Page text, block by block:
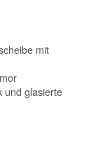
mit
und glasierte